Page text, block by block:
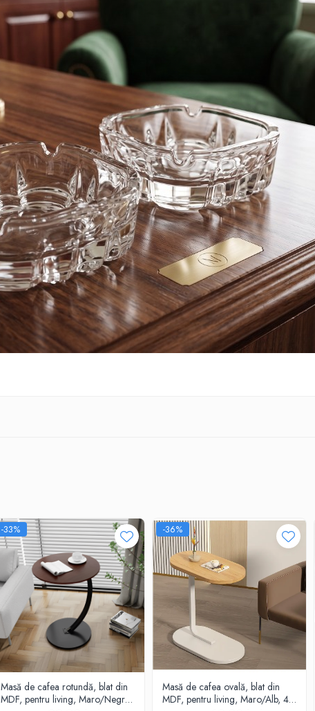
-33%
Masă de cafea rotundă, blat din
MDF, pentru living, Maro/Negru,
-36%
Masă de cafea ovală, blat din
MDF, pentru living, Maro/Alb, 45